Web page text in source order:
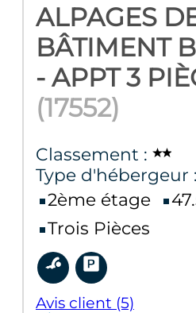
ALPAGES
BÂTIMENT
- APPT 3
(17552)
Classement :
Type d'hébergeur :
2ème étage
Trois Pièces
Avis client (5)